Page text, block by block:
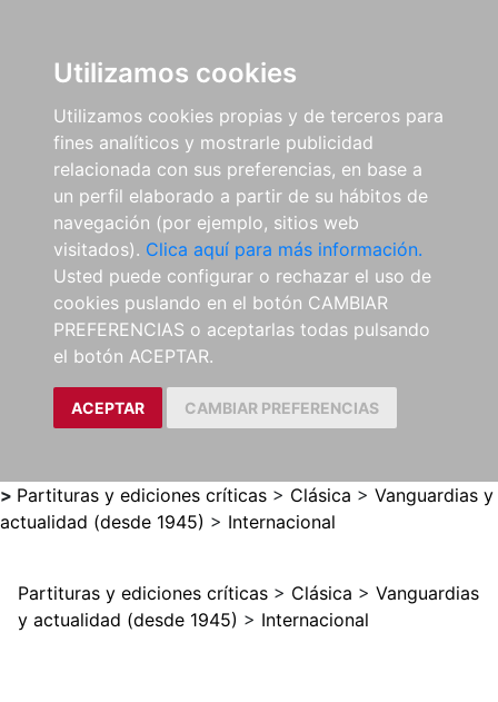
Utilizamos cookies
Utilizamos cookies propias y de terceros para
fines analíticos y mostrarle publicidad
relacionada con sus preferencias, en base a
un perfil elaborado a partir de su hábitos de
navegación (por ejemplo, sitios web
visitados). Clica aquí para más información.
Usted puede configurar o rechazar el uso de
cookies puslando en el botón CAMBIAR
PREFERENCIAS o aceptarlas todas pulsando
el botón ACEPTAR.
ACEPTAR CAMBIAR PREFERENCIAS
> Partituras y ediciones críticas > Clásica > Vanguardias y
actualidad (desde 1945) > Internacional
Partituras y ediciones críticas > Clásica > Vanguardias
y actualidad (desde 1945) > Internacional